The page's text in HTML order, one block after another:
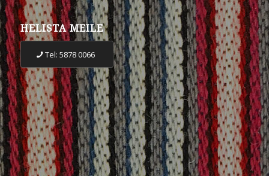
HELISTA MEILE
Tel: 5878 0066